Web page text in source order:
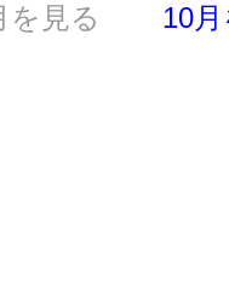
を見る 10